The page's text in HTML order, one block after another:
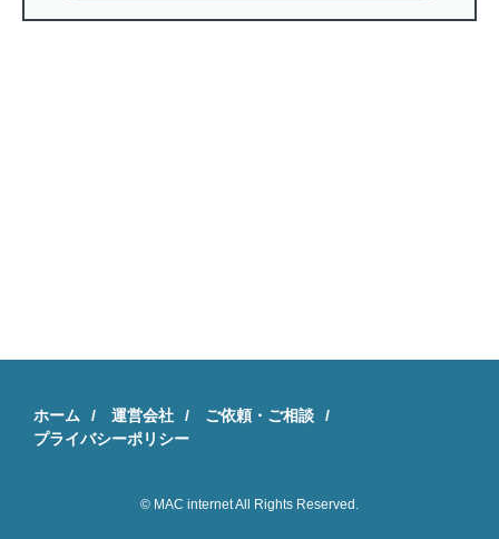
ホーム 運営会社
ご依頼・ご相談
プライバシーポリシー
© MAC internet All Rights Reserved.